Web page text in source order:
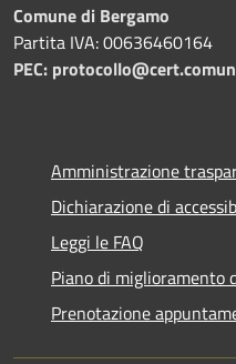
Comune di Bergamo
Partita IVA: 00636460164
PEC:
Amministrazione
Dichiarazione di
Leggi le FAQ
Piano di miglioramento
Prenotazione